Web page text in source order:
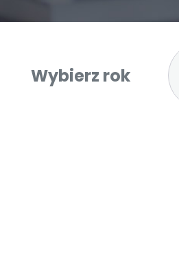
Wybierz rok